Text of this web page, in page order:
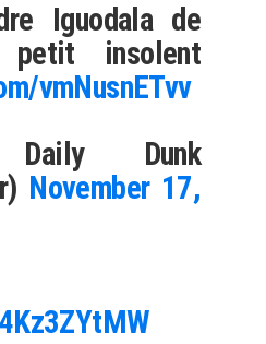
Iguodala de
insolent
vmNusnETvv
Dunk
November 17,